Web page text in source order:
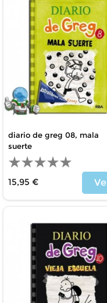
diario de greg 08, mala
suerte
15,95 €